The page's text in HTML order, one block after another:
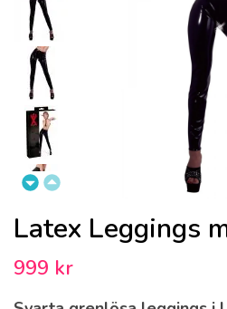
Latex Leggings
999 kr